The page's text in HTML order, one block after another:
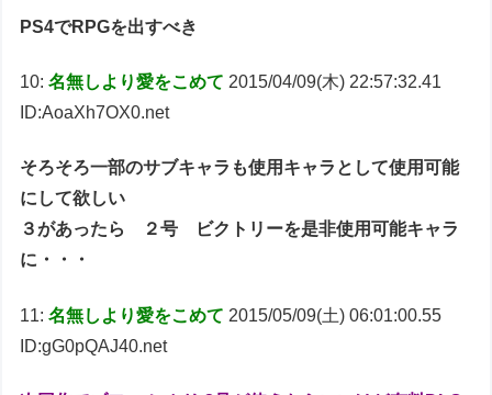
PS4でRPGを出すべき
10:名無しより愛をこめて 2015/04/09(木) 22:57:32.41
ID:AoaXh7OX0.net
そろそろ一部のサブキャラも使用キャラとして使用可能
にして欲しい
３があったら ２号 ビクトリーを是非使用可能キャラ
に・・・
11:名無しより愛をこめて 2015/05/09(土) 06:01:00.55
ID:gG0pQAJ40.net